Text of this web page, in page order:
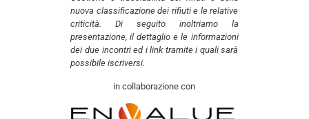
nuova classificazione dei rifiuti e le relative
criticità. Di seguito inoltriamo la
presentazione, il dettaglio e le informazioni
dei due incontri ed i link tramite i quali sarà
possibile iscriversi.
in collaborazione con